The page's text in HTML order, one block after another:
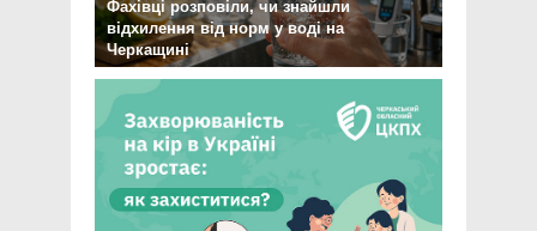
Фахівці розповіли, чи знайшли
відхилення від норм у воді на
Черкащині